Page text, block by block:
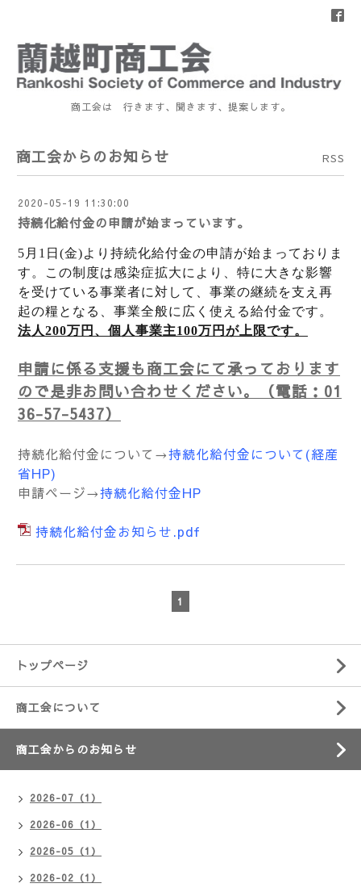
商工会は 行きます、聞きます、提案します。
商工会からのお知らせ RSS
2020-05-19 11:30:00
持続化給付金の申請が始まっています。
5月1日(金)より持続化給付金の申請が始まっておりま
す。
この制度は感染症拡大により、特に大きな影響
を受けている事業者に対して、事業の継続を支え再
起の糧となる、事業全般に広く使える給付金です。
法人200万円、個人事業主100万円が上限です。
申請に係る支援も商工会にて承っております
ので是非お問い合わせください。（電話：01
36-57-5437）
持続化給付金について→持続化給付金について(経産
省HP)
申請ページ→持続化給付金HP
持続化給付金お知らせ.pdf
1
トップページ
商工会について
商工会からのお知らせ
2026-07（1）
2026-06（1）
2026-05（1）
2026-02（1）